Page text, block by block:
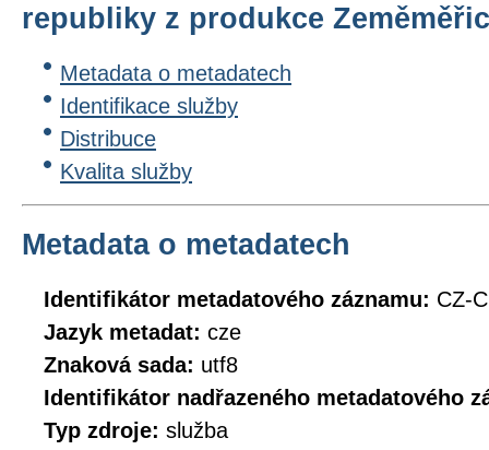
republiky z produkce
Metadata o metadatech
Identifikace služby
Distribuce
Kvalita služby
Metadata o metadatech
Identifikátor metadatového záznamu: CZ-
Jazyk metadat: cze
Znaková sada: utf8
Identifikátor nadřazeného metadatového
Typ zdroje: služba